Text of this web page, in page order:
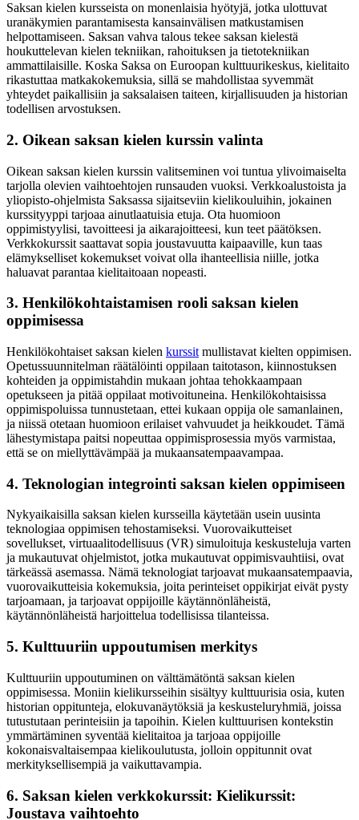
Saksan kielen kursseista on monenlaisia hyötyjä, jotka ulottuvat
uranäkymien parantamisesta kansainvälisen matkustamisen
helpottamiseen. Saksan vahva talous tekee saksan kielestä
houkuttelevan kielen tekniikan, rahoituksen ja tietotekniikan
ammattilaisille. Koska Saksa on Euroopan kulttuurikeskus, kielitaito
rikastuttaa matkakokemuksia, sillä se mahdollistaa syvemmät
yhteydet paikallisiin ja saksalaisen taiteen, kirjallisuuden ja historian
todellisen arvostuksen.
2. Oikean saksan kielen kurssin valinta
Oikean saksan kielen kurssin valitseminen voi tuntua ylivoimaiselta
tarjolla olevien vaihtoehtojen runsauden vuoksi. Verkkoalustoista ja
yliopisto-ohjelmista Saksassa sijaitseviin kielikouluihin, jokainen
kurssityyppi tarjoaa ainutlaatuisia etuja. Ota huomioon
oppimistyylisi, tavoitteesi ja aikarajoitteesi, kun teet päätöksen.
Verkkokurssit saattavat sopia joustavuutta kaipaaville, kun taas
elämykselliset kokemukset voivat olla ihanteellisia niille, jotka
haluavat parantaa kielitaitoaan nopeasti.
3. Henkilökohtaistamisen rooli saksan kielen
oppimisessa
Henkilökohtaiset saksan kielen kurssit mullistavat kielten oppimisen.
Opetussuunnitelman räätälöinti oppilaan taitotason, kiinnostuksen
kohteiden ja oppimistahdin mukaan johtaa tehokkaampaan
opetukseen ja pitää oppilaat motivoituneina. Henkilökohtaisissa
oppimispoluissa tunnustetaan, ettei kukaan oppija ole samanlainen,
ja niissä otetaan huomioon erilaiset vahvuudet ja heikkoudet. Tämä
lähestymistapa paitsi nopeuttaa oppimisprosessia myös varmistaa,
että se on miellyttävämpää ja mukaansatempaavampaa.
4. Teknologian integrointi saksan kielen oppimiseen
Nykyaikaisilla saksan kielen kursseilla käytetään usein uusinta
teknologiaa oppimisen tehostamiseksi. Vuorovaikutteiset
sovellukset, virtuaalitodellisuus (VR) simuloituja keskusteluja varten
ja mukautuvat ohjelmistot, jotka mukautuvat oppimisvauhtiisi, ovat
tärkeässä asemassa. Nämä teknologiat tarjoavat mukaansatempaavia,
vuorovaikutteisia kokemuksia, joita perinteiset oppikirjat eivät pysty
tarjoamaan, ja tarjoavat oppijoille käytännönläheistä,
käytännönläheistä harjoittelua todellisissa tilanteissa.
5. Kulttuuriin uppoutumisen merkitys
Kulttuuriin uppoutuminen on välttämätöntä saksan kielen
oppimisessa. Moniin kielikursseihin sisältyy kulttuurisia osia, kuten
historian oppitunteja, elokuvanäytöksiä ja keskusteluryhmiä, joissa
tutustutaan perinteisiin ja tapoihin. Kielen kulttuurisen kontekstin
ymmärtäminen syventää kielitaitoa ja tarjoaa oppijoille
kokonaisvaltaisempaa kielikoulutusta, jolloin oppitunnit ovat
merkityksellisempiä ja vaikuttavampia.
6. Saksan kielen verkkokurssit: Kielikurssit:
Joustava vaihtoehto